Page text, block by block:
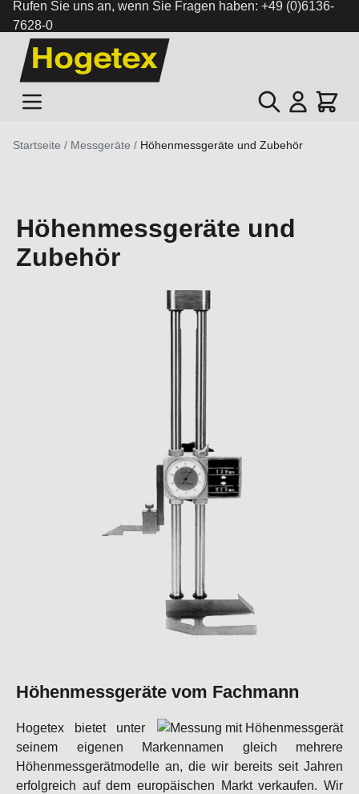
Rufen Sie uns an, wenn Sie Fragen haben: +49 (0)6136-
7628-0
Zum Inhalt springen
Suche Cart
Startseite / Messgeräte / Höhenmessgeräte und Zubehör
Höhenmessgeräte und
Zubehör
Höhenmessgeräte vom Fachmann
Hogetex bietet unter
seinem eigenen Markennamen gleich mehrere
Höhenmessgerätmodelle an, die wir bereits seit Jahren
erfolgreich auf dem europäischen Markt verkaufen. Wir